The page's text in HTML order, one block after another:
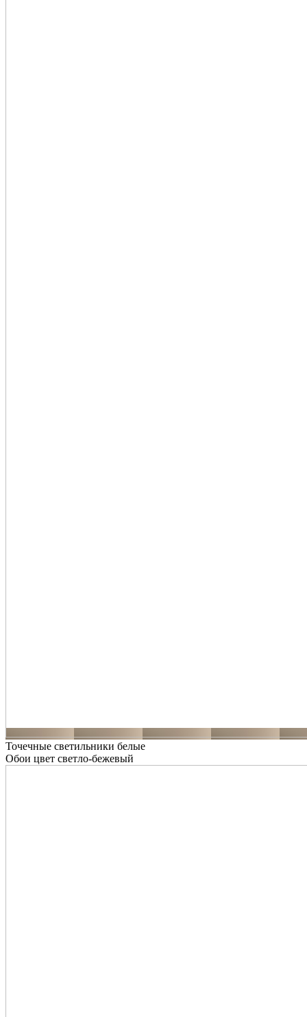
Точечные светильники белые
Обои цвет светло-бежевый